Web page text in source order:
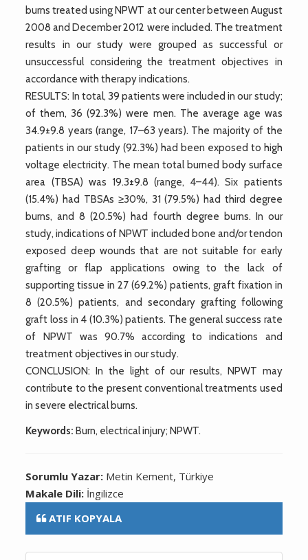
burns treated using NPWT at our center between August
2008 and December 2012 were included. The treatment
results in our study were grouped as successful or
unsuccessful considering the treatment objectives in
accordance with therapy indications.
RESULTS: In total, 39 patients were included in our study;
of them, 36 (92.3%) were men. The average age was
34.9±9.8 years (range, 17–63 years). The majority of the
patients in our study (92.3%) had been exposed to high
voltage electricity. The mean total burned body surface
area (TBSA) was 19.3±9.8 (range, 4–44). Six patients
(15.4%) had TBSAs ≥30%, 31 (79.5%) had third degree
burns, and 8 (20.5%) had fourth degree burns. In our
study, indications of NPWT included bone and/or tendon
exposed deep wounds that are not suitable for early
grafting or flap applications owing to the lack of
supporting tissue in 27 (69.2%) patients, graft fixation in
8 (20.5%) patients, and secondary grafting following
graft loss in 4 (10.3%) patients. The general success rate
of NPWT was 90.7% according to indications and
treatment objectives in our study.
CONCLUSION: In the light of our results, NPWT may
contribute to the present conventional treatments used
in severe electrical burns.
Keywords: Burn, electrical injury; NPWT.
Sorumlu Yazar: Metin Kement, Türkiye
Makale Dili: İngilizce
ATIF KOPYALA